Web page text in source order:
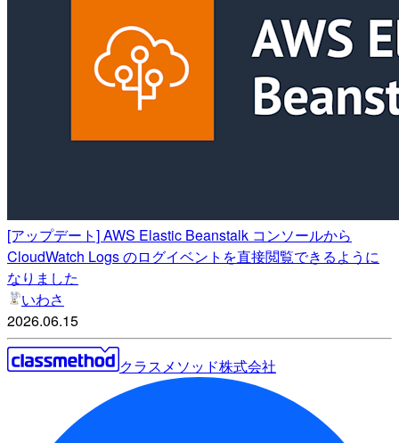
[アップデート] AWS Elastic Beanstalk コンソールから
CloudWatch Logs のログイベントを直接閲覧できるように
なりました
いわさ
2026.06.15
クラスメソッド株式会社